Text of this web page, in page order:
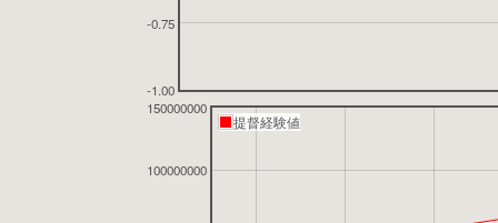
-1.00
-0.75
100000000
150000000
提督経験値